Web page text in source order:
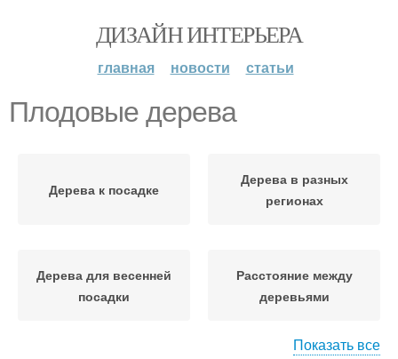
ДИЗАЙН ИНТЕРЬЕРА
главная новости статьи
Плодовые дерева
Дерева к посадке
Дерева в разных
регионах
Дерева для весенней
посадки
Расстояние между
деревьями
Показать все